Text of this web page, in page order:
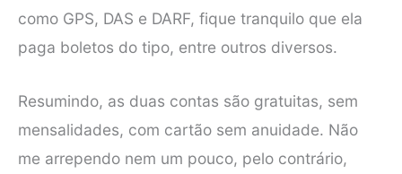
como GPS, DAS e DARF, fique tranquilo que ela
paga boletos do tipo, entre outros diversos.
Resumindo, as duas contas são gratuitas, sem
mensalidades, com cartão sem anuidade. Não
me arrependo nem um pouco, pelo contrário,